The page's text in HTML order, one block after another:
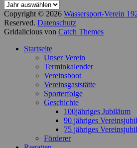
Copyright © 2026 Wassersport-Verein
Reserved. Datenschutz
Gridalicious von Catch Themes
oben
Startseite
Unser Verein
Terminkalender
Vereinsboot
Vereinsgaststätte
Sporterfolge
Geschichte
100jähriges Jubiläum
90 jähriges
75 jähriges
Förderer